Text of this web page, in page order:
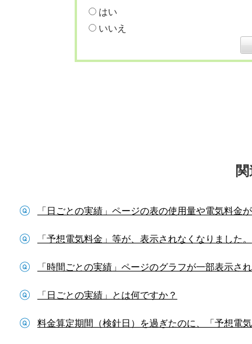
はい
いいえ
「日ごとの実績」ページの表の使用量や電気料金
「予想電気料金」等が、表示されなくなりました。
「時間ごとの実績」ページのグラフが一部表示され
「日ごとの実績」とは何ですか？
料金算定期間（検針日）を過ぎたのに、「予想電